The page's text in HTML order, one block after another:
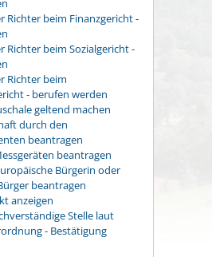
Richter beim Finanzgericht -
Richter beim Sozialgericht -
Richter beim
- berufen werden
geltend machen
durch den
beantragen
beantragen
Bürgerin oder
beantragen
anzeigen
Stelle laut
- Bestätigung